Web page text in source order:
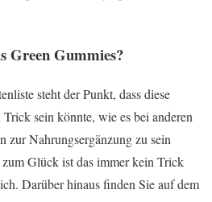
Green Gummies?
steht der Punkt, dass diese
sein könnte, wie es bei anderen
zur Nahrungsergänzung zu sein
Glück ist das immer kein Trick
Darüber hinaus finden Sie auf dem